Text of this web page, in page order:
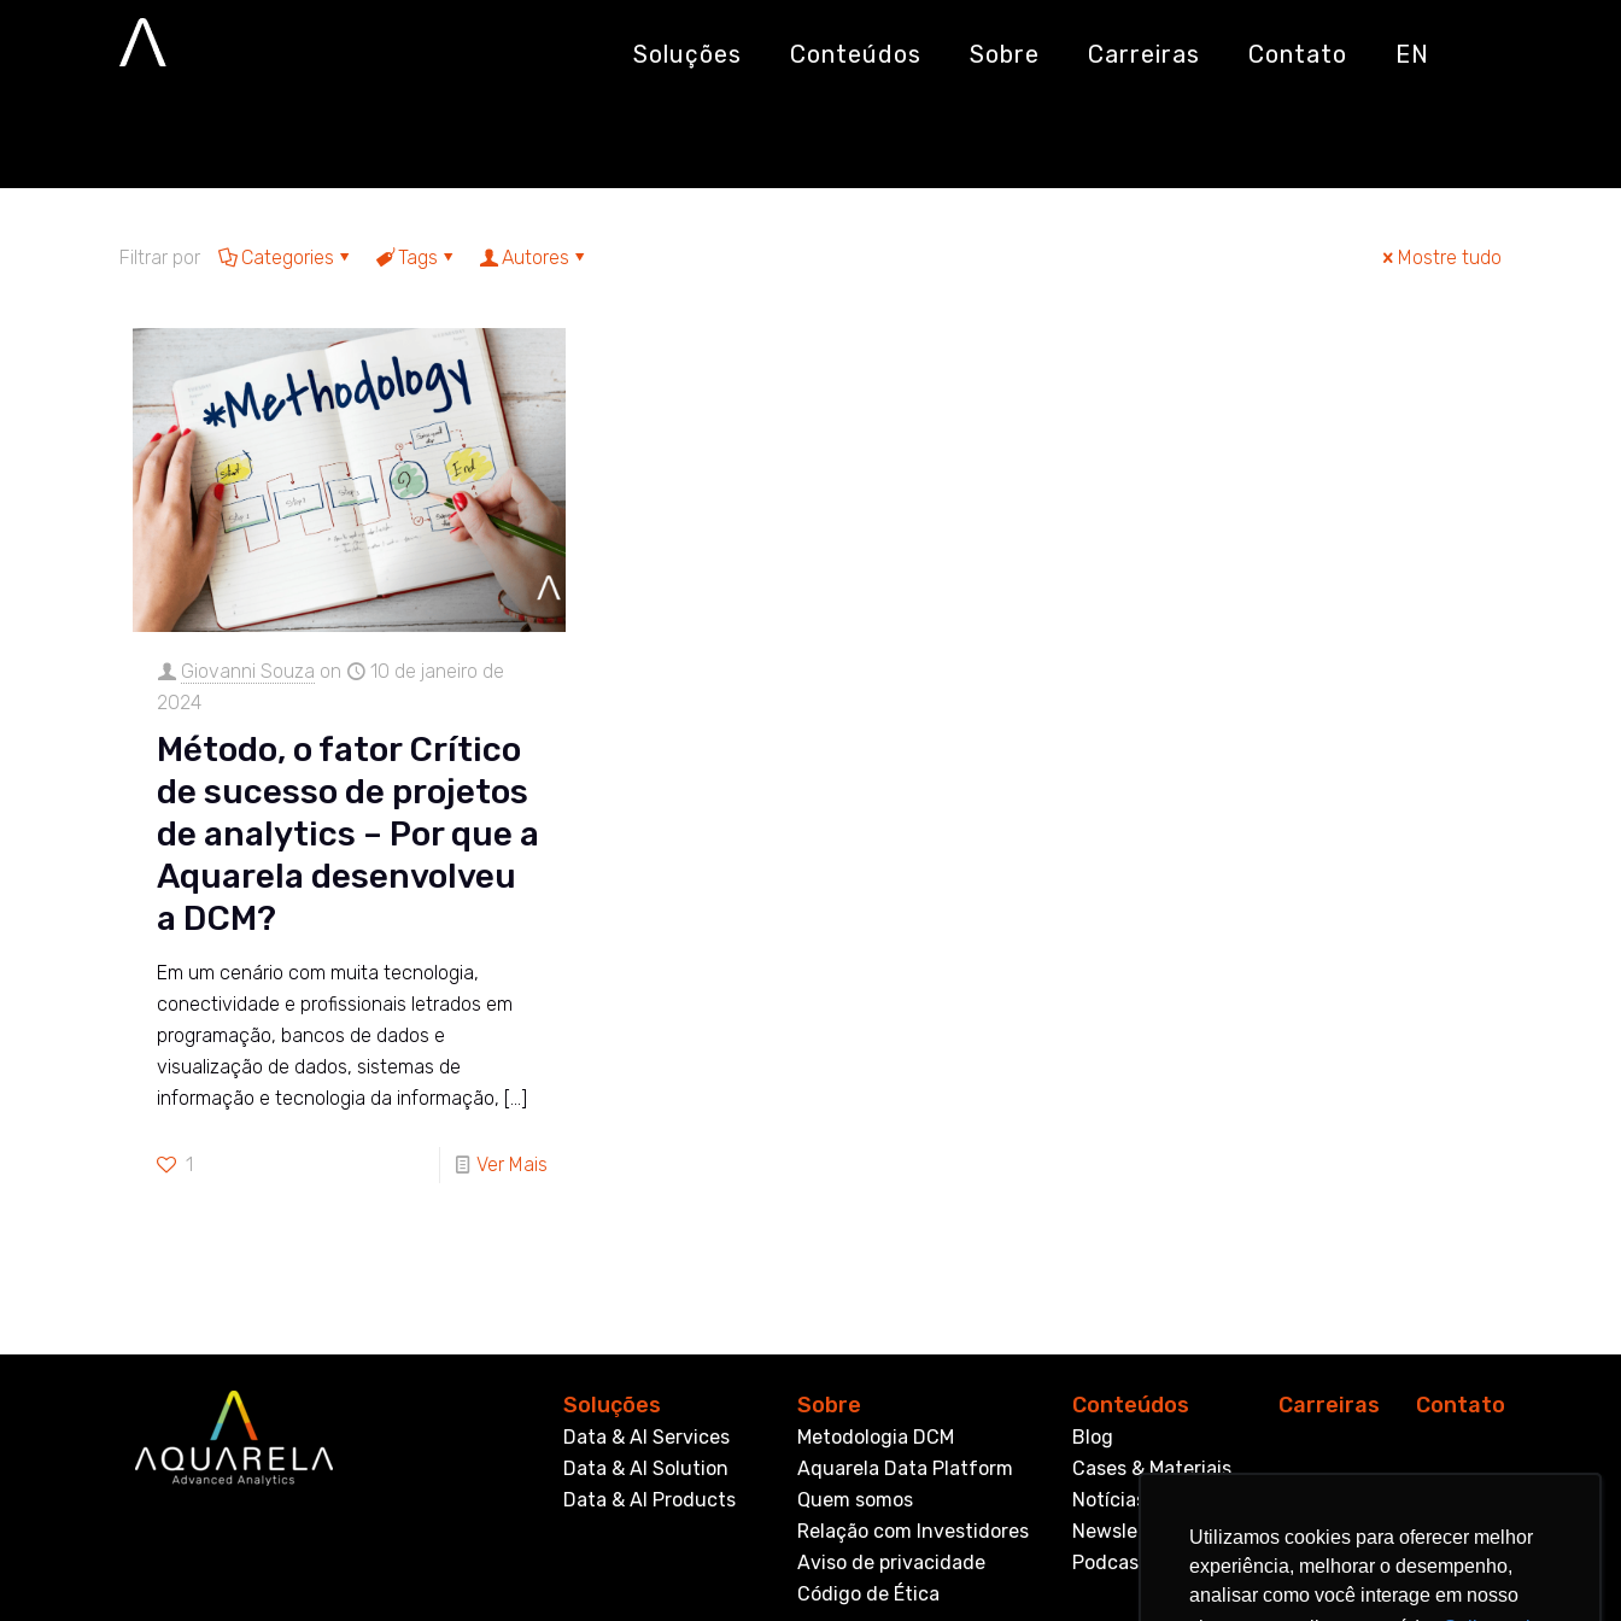
Utilizamos cookies para oferecer melhor
experiência, melhorar o desempenho,
analisar como você interage em nosso
Utilizamos cookies para oferecer melhor
experiência, melhorar o desempenho,
analisar como você interage em nosso
Soluções Conteúdos Sobre Carreiras Contato EN
método
Filtrar por Categories Tags Autores Mostre tudo
Giovanni Souza on
10 de janeiro de
2024
Método, o fator Crítico
de sucesso de projetos
de analytics – Por que a
Aquarela desenvolveu
a DCM?
Em um cenário com muita tecnologia,
conectividade e profissionais letrados em
programação, bancos de dados e
visualização de dados, sistemas de
informação e tecnologia da informação, […]
1 Ver Mais
Soluções
Data & AI Services
Data & AI Solution
Data & AI Products
Sobre
Metodologia DCM
Aquarela Data Platform
Quem somos
Relação com Investidores
Aviso de privacidade
Código de Ética
Conteúdos
Blog
Cases & Materiais
Notícias
Newsletter
Podcast
Carreiras Contato